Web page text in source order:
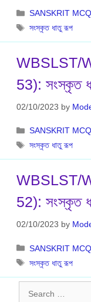
Categories
SANSKRIT
Tags
সংস্কৃত ধাতু রূপ
WBSLST/
53): সংস্কৃত
02/10/2023 by
Categories
SANSKRIT
Tags
সংস্কৃত ধাতু রূপ
WBSLST/
52): সংস্কৃত
02/10/2023 by
Categories
SANSKRIT
Tags
সংস্কৃত ধাতু রূপ
for: